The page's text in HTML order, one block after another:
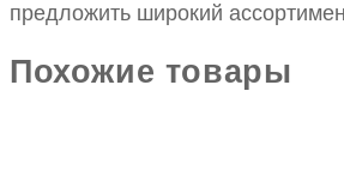
предложить широкий
Похожие товары